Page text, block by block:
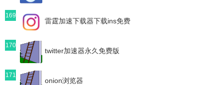
169
雷霆加速下载器下载ins免费
170
twitter加速器永久免费版
171
onion浏览器